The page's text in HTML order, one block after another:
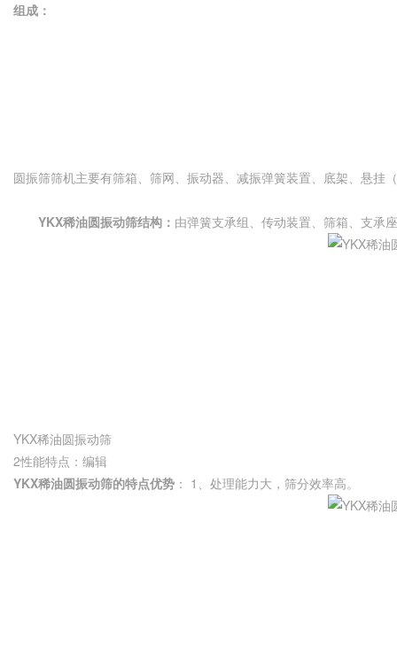
组成：
圆振筛筛机主要有筛箱、筛网、振动器、减振弹簧装置、底架、悬挂
YKX稀油圆振动筛结构 ： 由弹簧支承组、传动装置、筛箱、支承
YKX稀油圆振动筛
2性能特点：编辑
YKX稀油圆振动筛的特点优势 ： 1、处理能力大，筛分效率高。